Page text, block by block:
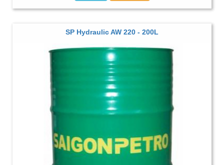
SP Hydraulic AW 220 - 200L